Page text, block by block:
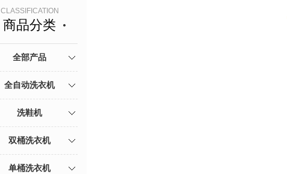
CLASSIFICATION
商品分类
全部产品
全自动洗衣机
洗鞋机
双桶洗衣机
单桶洗衣机